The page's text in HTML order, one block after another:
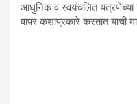
आधुनिक व स्वयंचलित यंत्रणेच्या
वापर कशाप्रकारे करतात याची